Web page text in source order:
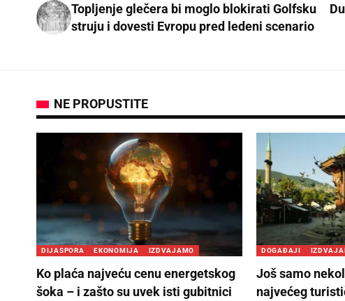
Topljenje glečera bi moglo blokirati Golfsku
struju i dovesti Evropu pred ledeni scenario
NE PROPUSTITE
DIJASPORA EKONOMIJA IZDVAJAMO
Ko plaća najveću cenu energetskog
šoka – i zašto su uvek isti gubitnici
DOGAĐAJI
Još samo
najvećeg